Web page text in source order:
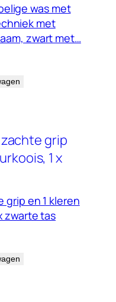
was met
met
zwart met…
grip en 1 kleren
zwarte tas